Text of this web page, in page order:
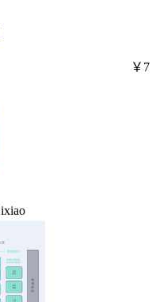
ixiao
￥7